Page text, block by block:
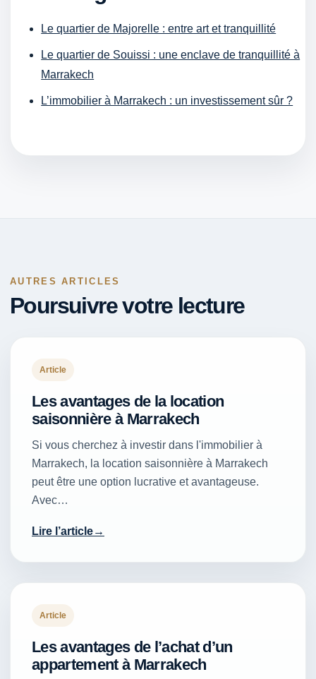
Le quartier de Majorelle : entre art et tranquillité
Le quartier de Souissi : une enclave de tranquillité à
Marrakech
L’immobilier à Marrakech : un investissement sûr ?
AUTRES ARTICLES
Poursuivre votre lecture
Article
Les avantages de la location
saisonnière à Marrakech
Si vous cherchez à investir dans l'immobilier à
Marrakech, la location saisonnière à Marrakech
peut être une option lucrative et avantageuse.
Avec…
Lire l’article
Article
Les avantages de l’achat d’un
appartement à Marrakech